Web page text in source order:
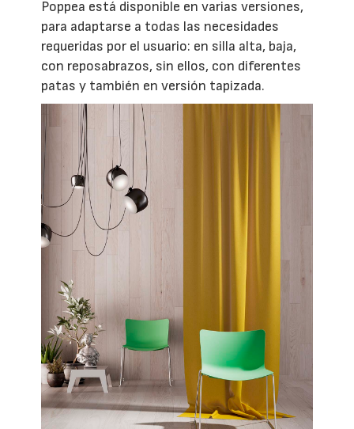
Poppea está disponible en varias versiones,
para adaptarse a todas las necesidades
requeridas por el usuario: en silla alta, baja,
con reposabrazos, sin ellos, con diferentes
patas y también en versión tapizada.